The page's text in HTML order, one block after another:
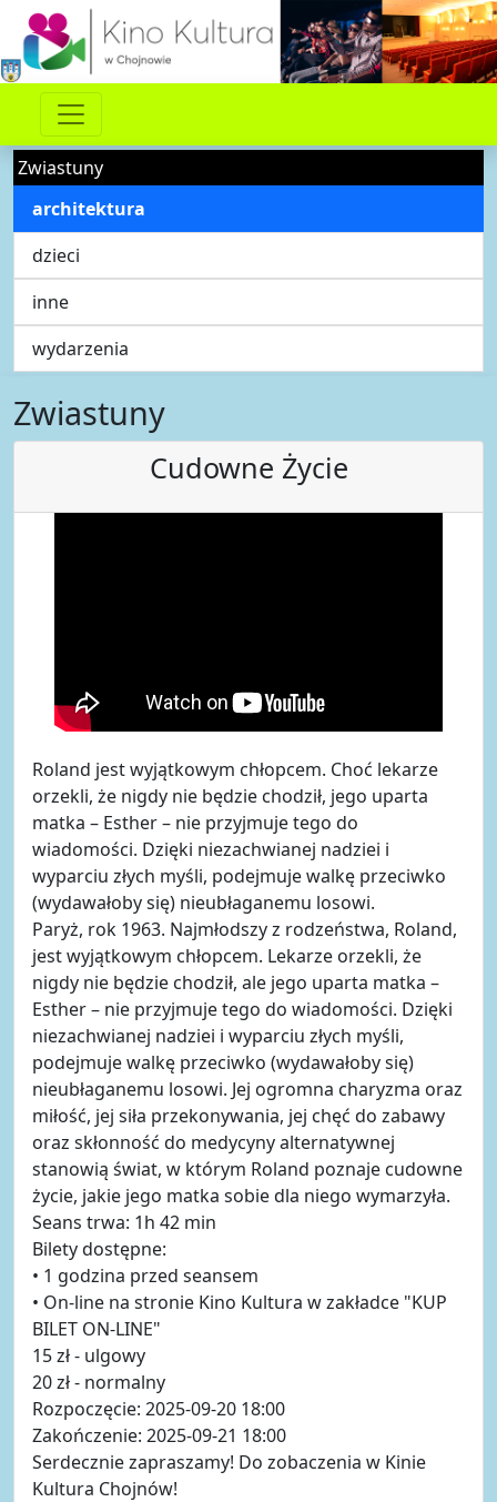
Zwiastuny
architektura
dzieci
inne
wydarzenia
Zwiastuny
Cudowne Życie
Roland jest wyjątkowym chłopcem. Choć lekarze
orzekli, że nigdy nie będzie chodził, jego uparta
matka – Esther – nie przyjmuje tego do
wiadomości. Dzięki niezachwianej nadziei i
wyparciu złych myśli, podejmuje walkę przeciwko
(wydawałoby się) nieubłaganemu losowi.
Paryż, rok 1963. Najmłodszy z rodzeństwa, Roland,
jest wyjątkowym chłopcem. Lekarze orzekli, że
nigdy nie będzie chodził, ale jego uparta matka –
Esther – nie przyjmuje tego do wiadomości. Dzięki
niezachwianej nadziei i wyparciu złych myśli,
podejmuje walkę przeciwko (wydawałoby się)
nieubłaganemu losowi. Jej ogromna charyzma oraz
miłość, jej siła przekonywania, jej chęć do zabawy
oraz skłonność do medycyny alternatywnej
stanowią świat, w którym Roland poznaje cudowne
życie, jakie jego matka sobie dla niego wymarzyła.
Seans trwa: 1h 42 min
Bilety dostępne:
• 1 godzina przed seansem
• On-line na stronie Kino Kultura w zakładce "KUP
BILET ON-LINE"
15 zł - ulgowy
20 zł - normalny
Rozpoczęcie: 2025-09-20 18:00
Zakończenie: 2025-09-21 18:00
Serdecznie zapraszamy! Do zobaczenia w Kinie
Kultura Chojnów!